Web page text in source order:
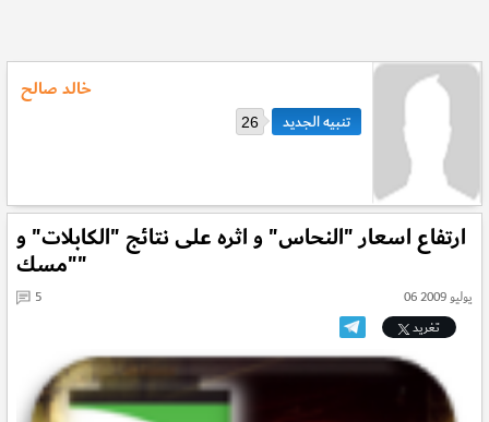
خالد صالح
26
ارتفاع اسعار "النحاس" و اثره على نتائج "الكابلات" و
"مسك"
06 يوليو 2009
5
تغريد